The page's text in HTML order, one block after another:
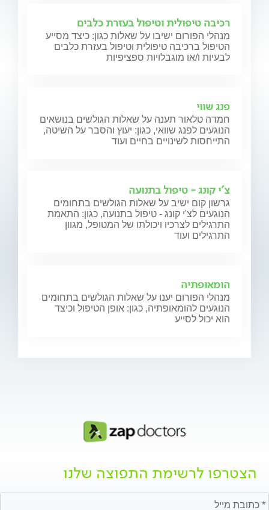
רכיבה טיפולית וטיפול בעזרת כלבים
מנהלי הפורום ישיבו על שאלות כגון: כיצד מסייע
הטיפול ברכיבה טיפולית וטיפול בעזרת כלבים
לבעיות ו/או מוגבלויות ספציפיות
פנג שווי
חמדה טלאור תענה על שאלות הגולשים בנושאים
הנוגעים לפנג שוואי, כגון: יעוץ והסבר על השיטה,
התייחסות לשינויים בחיים ועוד
צ'י קונג - טיפול בתנועה
גרשון קום ישיב על שאלות הגולשים בתחומים
הנוגעים לצ'י קונג - טיפול בתנועה, כגון: התאמת
התרגילים לצרכיו ויכולתו של המטופל, מגוון
התרגילים ועוד
הומאופתיה
מנהלי הפורום יענו על שאלות הגולשים בתחומים
הנוגעים להומאופתיה, כגון: אופן הטיפול וכיצד
הוא יכול לסייע
הצטרפו לרשימת התפוצה שלנו